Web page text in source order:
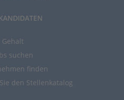
Gehalt
suchen
finden
den Stellenkatalog